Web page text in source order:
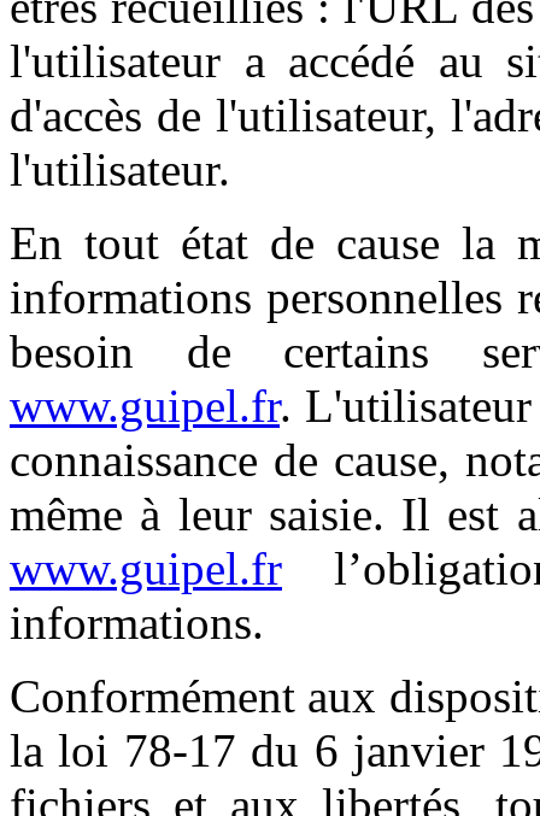
l'utilisateur a accédé au
d'accès de l'utilisateur,
l'utilisateur.
En tout état de cause la
informations personnelles
besoin de certains
www.guipel.fr.
connaissance de cause,
même à leur saisie. Il est
www.guipel.fr
informations.
Conformément aux
la loi 78-17 du 6 janvier
fichiers et aux libertés,